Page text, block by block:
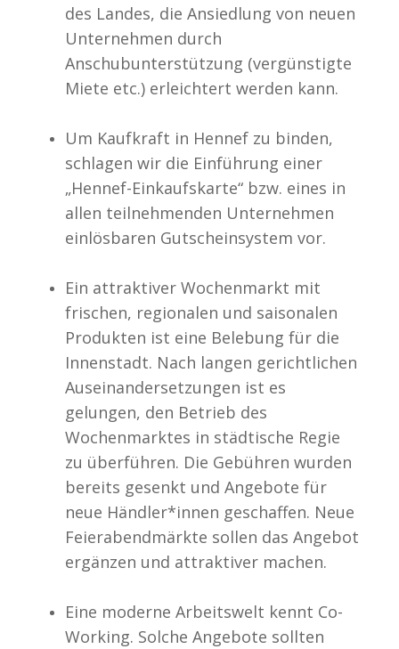
des Landes, die Ansiedlung von neuen
Unternehmen durch
Anschubunterstützung (vergünstigte
Miete etc.) erleichtert werden kann.
Um Kaufkraft in Hennef zu binden,
schlagen wir die Einführung einer
„Hennef-Einkaufskarte“ bzw. eines in
allen teilnehmenden Unternehmen
einlösbaren Gutscheinsystem vor.
Ein attraktiver Wochenmarkt mit
frischen, regionalen und saisonalen
Produkten ist eine Belebung für die
Innenstadt. Nach langen gerichtlichen
Auseinandersetzungen ist es
gelungen, den Betrieb des
Wochenmarktes in städtische Regie
zu überführen. Die Gebühren wurden
bereits gesenkt und Angebote für
neue Händler*innen geschaffen. Neue
Feierabendmärkte sollen das Angebot
ergänzen und attraktiver machen.
Eine moderne Arbeitswelt kennt Co-
Working. Solche Angebote sollten